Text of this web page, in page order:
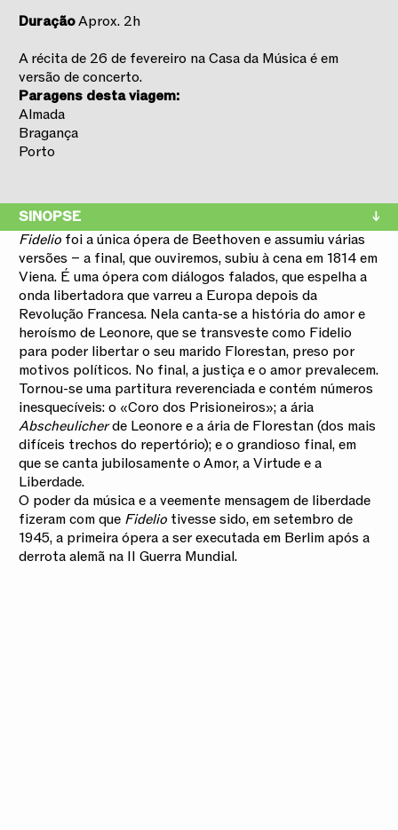
SINOPSE
Fideliofoi a única ópera de Beethoven e assumiu várias
versões – a final, que ouviremos, subiu à cena em 1814 em
Viena. É uma ópera com diálogos falados, que espelha a
onda libertadora que varreu a Europa depois da
Revolução Francesa. Nela canta-se a história do amor e
heroísmo de Leonore, que se transveste como Fidelio
para poder libertar o seu marido Florestan, preso por
motivos políticos. No final, a justiça e o amor prevalecem.
Tornou-se uma partitura reverenciada e contém números
inesquecíveis: o «Coro dos Prisioneiros»; a ária
Abscheulicherde Leonore e a ária de Florestan (dos mais
difíceis trechos do repertório); e o grandioso final, em
que se canta jubilosamente o Amor, a Virtude e a
Liberdade.
O poder da música e a veemente mensagem de liberdade
fizeram com que Fideliotivesse sido, em setembro de
1945, a primeira ópera a ser executada em Berlim após a
derrota alemã na II Guerra Mundial.
DuraçãoAprox. 2h
A récita de 26 de fevereiro na Casa da Música é em
versão de concerto.
Paragens desta viagem:
Almada
Bragança
Porto